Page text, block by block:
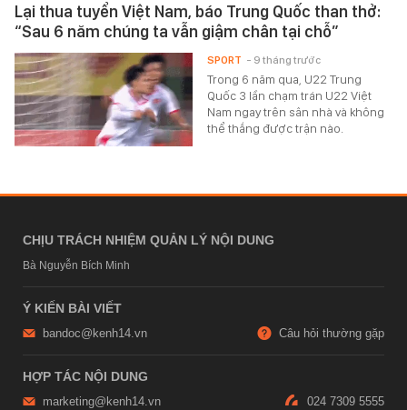
Lại thua tuyển Việt Nam, báo Trung Quốc than thở:
“Sau 6 năm chúng ta vẫn giậm chân tại chỗ”
Trong 6 năm qua, U22 Trung
Quốc 3 lần chạm trán U22 Việt
Nam ngay trên sân nhà và không
thể thắng được trận nào.
SPORT - 9 tháng trước
CHỊU TRÁCH NHIỆM QUẢN LÝ NỘI DUNG
Bà Nguyễn Bích Minh
Ý KIẾN BÀI VIẾT
bandoc@kenh14.vn Câu hỏi thường gặp
HỢP TÁC NỘI DUNG
marketing@kenh14.vn 024 7309 5555